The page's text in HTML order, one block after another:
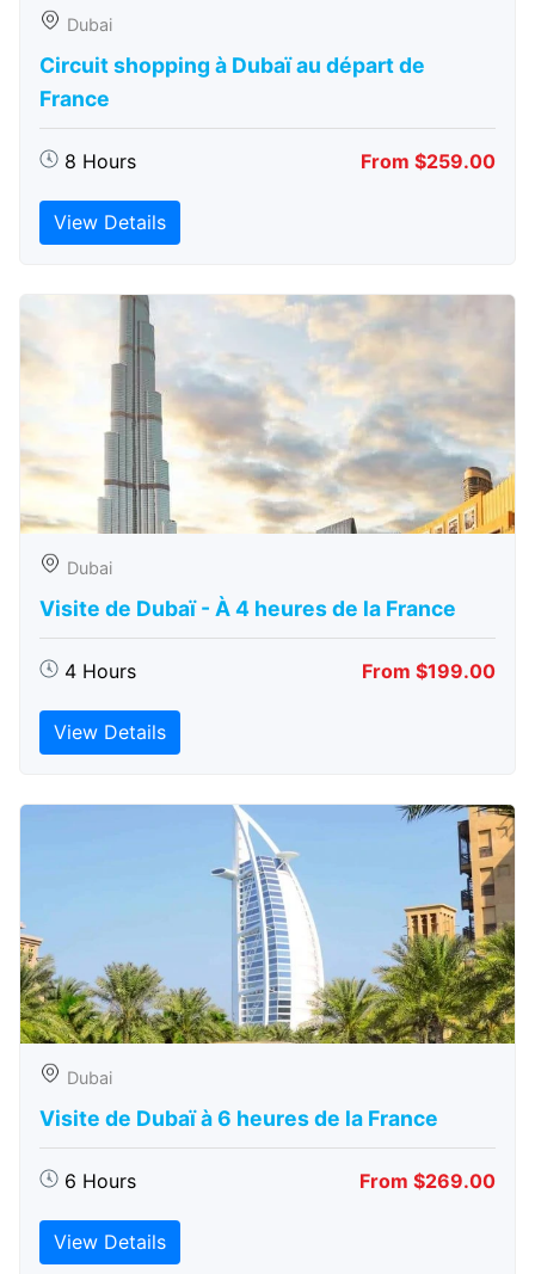
Dubai
Circuit shopping à Dubaï au départ de
France
8 Hours From $259.00
View Details
Dubai
Visite de Dubaï - À 4 heures de la France
4 Hours From $199.00
View Details
Dubai
Visite de Dubaï à 6 heures de la France
6 Hours From $269.00
View Details